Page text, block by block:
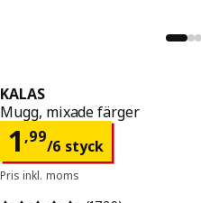
KALAS
Mugg, mixade färger
1 ,99
/6 styck
Pris 1,99/6
Pris inkl. moms